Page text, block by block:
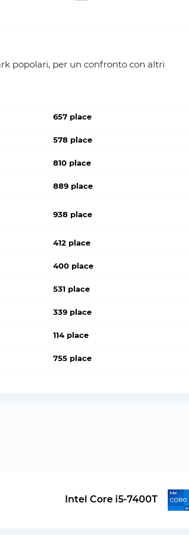
popolari, per un confronto con altri
657 place
578 place
810 place
889 place
938 place
412 place
400 place
531 place
339 place
114 place
755 place
Intel Core i5-7400T